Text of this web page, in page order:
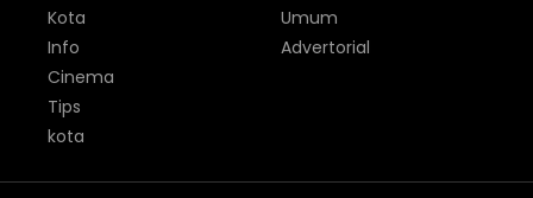
Kota
Info
Umum
Advertorial
Cinema
Tips
kota